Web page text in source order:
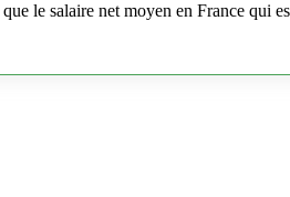
que le salaire net moyen en France qui